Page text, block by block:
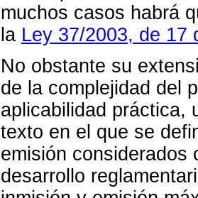
muchos casos habrá
la Ley 37/2003, de 17
No obstante su
de la complejidad del
aplicabilidad práctica,
texto en el que se
emisión considerados
desarrollo